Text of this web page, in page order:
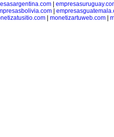
|
monetizartuweb.com